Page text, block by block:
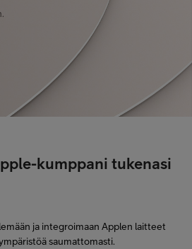
kumppani tukenasi
ja integroimaan Applen laitteet
saumattomasti.